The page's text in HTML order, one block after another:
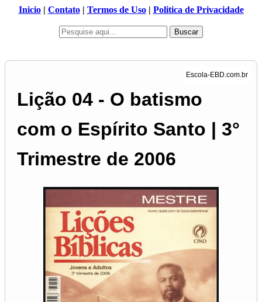
Inicio| Contato| Termos de Uso| Politica de Privacidade
Buscar
Lição 04 - O batismo
com o Espírito Santo | 3°
Trimestre de 2006